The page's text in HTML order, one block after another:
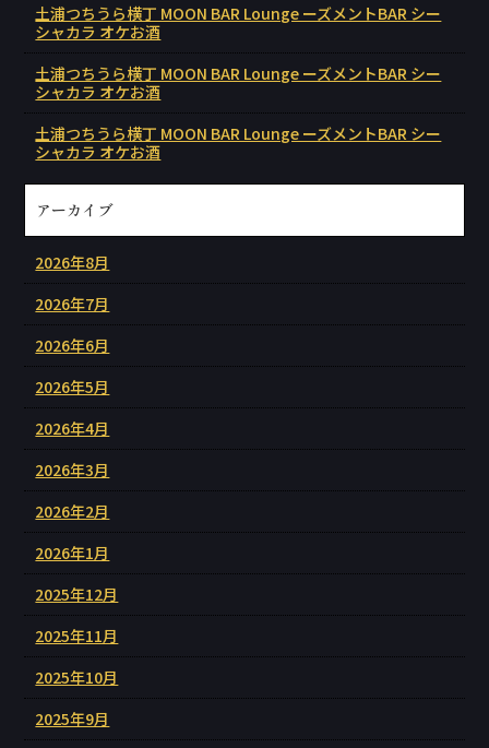
土浦つちうら横丁 MOON BAR Lounge ーズメントBAR シー
シャカラ オケお酒
土浦つちうら横丁 MOON BAR Lounge ーズメントBAR シー
シャカラ オケお酒
土浦つちうら横丁 MOON BAR Lounge ーズメントBAR シー
シャカラ オケお酒
アーカイブ
2026年8月
2026年7月
2026年6月
2026年5月
2026年4月
2026年3月
2026年2月
2026年1月
2025年12月
2025年11月
2025年10月
2025年9月